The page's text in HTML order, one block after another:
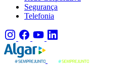
Segurança
Telefonia